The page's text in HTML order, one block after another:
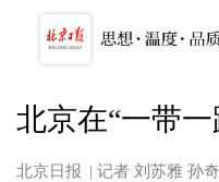
北京在“一带
北京日报 | 记者 刘苏雅 孙